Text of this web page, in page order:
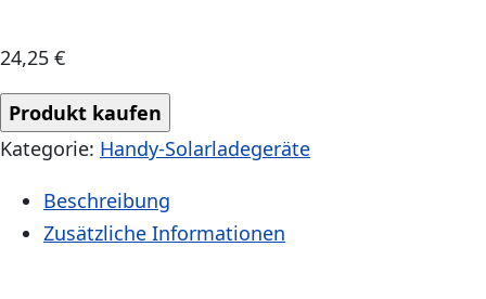
24,25 €
Produkt kaufen
Kategorie: Handy-Solarladegeräte
Beschreibung
Zusätzliche Informationen